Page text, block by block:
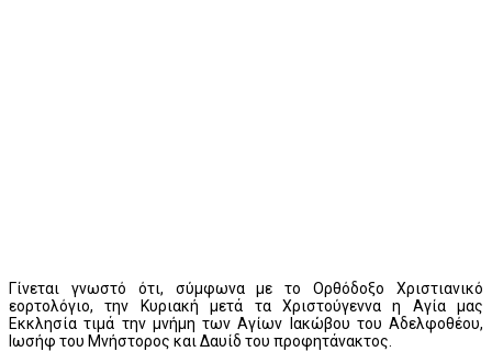
Γίνεται γνωστό ότι, σύμφωνα με το Ορθόδοξο Χριστιανικό
εορτολόγιο, την Κυριακή μετά τα Χριστούγεννα η Αγία μας
Εκκλησία τιμά την μνήμη των Αγίων Ιακώβου του Αδελφοθέου,
Ιωσήφ του Μνήστορος και Δαυίδ του προφητάνακτος.